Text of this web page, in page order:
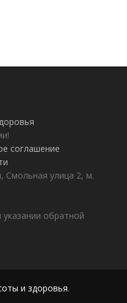
соглашение
Смольная улица 2, м.
обратной
и здоровья.